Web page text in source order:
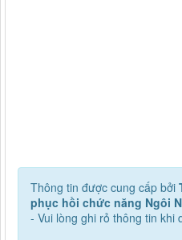
Thông tin được cung cấp bởi
phục hồi chức năng Ngôi
- Vui lòng ghi rỏ thông tin khi